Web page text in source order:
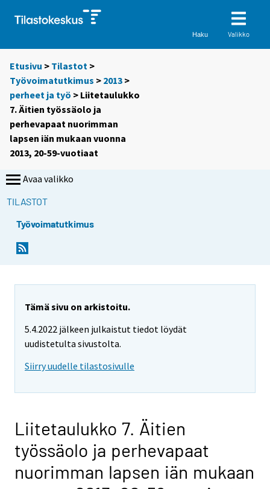
Haku Valikko
Etusivu > Tilastot >
Työvoimatutkimus > 2013 >
perheet ja työ > Liitetaulukko
7. Äitien työssäolo ja
perhevapaat nuorimman
lapsen iän mukaan vuonna
2013, 20-59-vuotiaat
Avaa valikko
TILASTOT
Työvoimatutkimus
Tämä sivu on arkistoitu.
5.4.2022 jälkeen julkaistut tiedot löydät
uudistetulta sivustolta.
Siirry uudelle tilastosivulle
Liitetaulukko 7. Äitien
työssäolo ja perhevapaat
nuorimman lapsen iän mukaan